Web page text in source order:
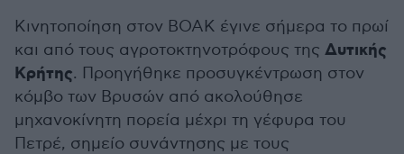
Κινητοποίηση στον ΒΟΑΚ έγινε σήμερα το πρωί
και από τους αγροτοκτηνοτρόφους της Δυτικής
Κρήτης. Προηγήθηκε προσυγκέντρωση στον
κόμβο των Βρυσών από ακολούθησε
μηχανοκίνητη πορεία μέχρι τη γέφυρα του
Πετρέ, σημείο συνάντησης με τους